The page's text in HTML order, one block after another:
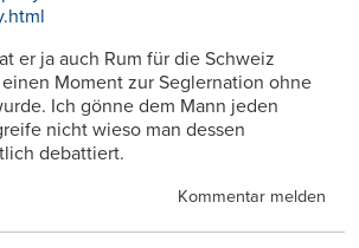
er ja auch Rum für die Schweiz
Moment zur Seglernation ohne
Ich gönne dem Mann jeden
nicht wieso man dessen
debattiert.
Kommentar melden